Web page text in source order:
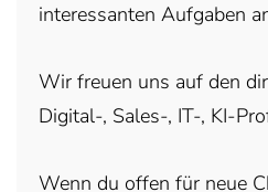
interessanten Aufgaben
Wir freuen uns auf den
Digital-, Sales-, IT-, KI-
Wenn du offen für neue